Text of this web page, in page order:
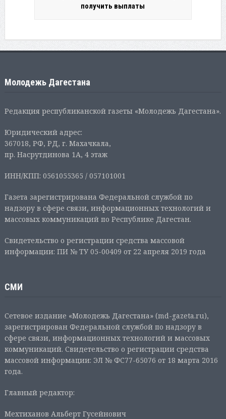
получить выплаты
Молодежь Дагестана
Редакция республиканской газеты «Молодежь Дагестана».
Юридический адрес:
367018, РФ, РД, г. Махачкала,
пр. Насрутдинова 1А, 4 этаж
ИНН/КПП: 0561055365 / 057101001
Газета зарегистрирована Федеральной службой по
надзору в сфере связи, информационных технологий и
массовых коммуникаций по Республике Дагестан.
Свидетельство о регистрации средства массовой
информации: ПИ № ТУ 05-00409 от 22 апреля 2019 года
СМИ
Сетевое издание «Молодежь Дагестана» (md-gazeta.ru),
зарегистрирован Федеральной службой по надзору в
сфере связи, информационных технологий и массовых
коммуникаций. Свидетельство о регистрации средства
массовой информации: ЭЛ № ФС77-65076 от 18 марта 2016
года.
Главный редактор:
Мехтиханов Альберт Гусейнович